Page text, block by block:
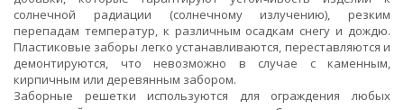
солнечной радиации (солнечному излучению), резким
перепадам температур, к различным осадкам снегу и дождю.
Пластиковые заборы легко устанавливаются, переставляются и
демонтируются, что невозможно в случае с каменным,
кирпичным или деревянным забором.
Заборные решетки используются для ограждения любых